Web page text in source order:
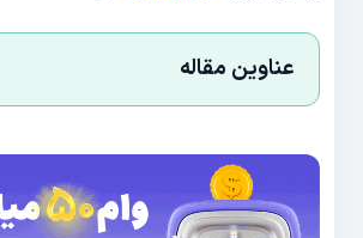
عناوین مقاله